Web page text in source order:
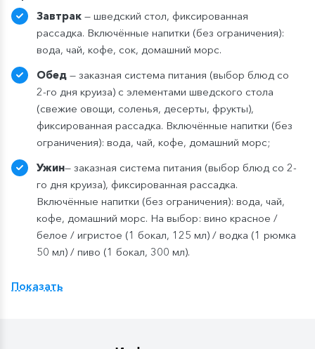
Завтрак — шведский стол, фиксированная
рассадка. Включённые напитки (без ограничения):
вода, чай, кофе, сок, домашний морс.
Обед — заказная система питания (выбор блюд со
2-го дня круиза) с элементами шведского стола
(свежие овощи, соленья, десерты, фрукты),
фиксированная рассадка. Включённые напитки (без
ограничения): вода, чай, кофе, домашний морс;
Ужин— заказная система питания (выбор блюд со 2-
го дня круиза), фиксированная рассадка.
Включённые напитки (без ограничения): вода, чай,
кофе, домашний морс. На выбор: вино красное /
белое / игристое (1 бокал, 125 мл) / водка (1 рюмка
50 мл) / пиво (1 бокал, 300 мл).
Компания оставляет за собой право изменить
Показать